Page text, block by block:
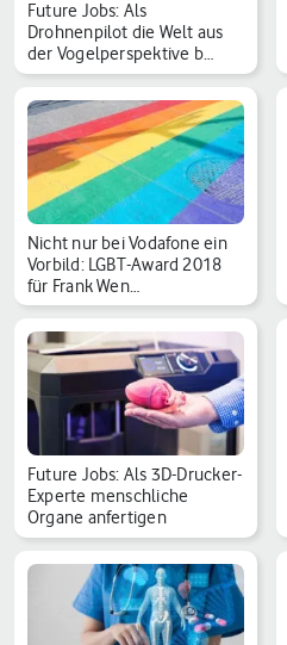
Future Jobs: Als
Drohnenpilot die Welt aus
der Vogelperspektive b…
Nicht nur bei Vodafone ein
Vorbild: LGBT-Award 2018
für Frank Wen…
Future Jobs: Als 3D-Drucker-
Experte menschliche
Organe anfertigen